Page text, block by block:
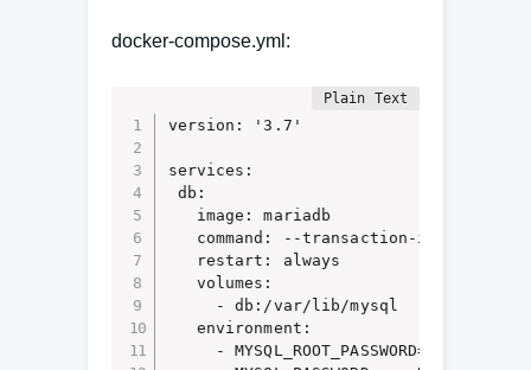
docker-compose.yml:
version: '3.7'
services:
db:
image: mariadb
command: --transaction-
restart: always
volumes:
- db:/var/lib/mysql
environment:
-